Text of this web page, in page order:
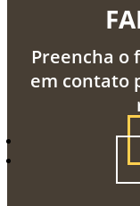
Preencha
em contato